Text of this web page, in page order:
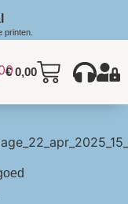
printen.
€0,00